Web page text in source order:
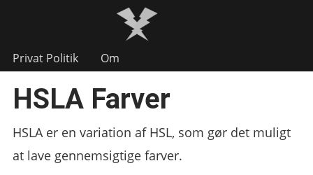
Privat Politik Om
HSLA Farver
HSLA er en variation af HSL, som gør det muligt
at lave gennemsigtige farver.